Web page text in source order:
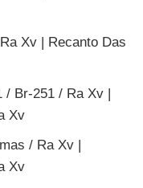
Xv | Recanto Das
Br-251 / Ra Xv |
Xv
/ Ra Xv |
Xv